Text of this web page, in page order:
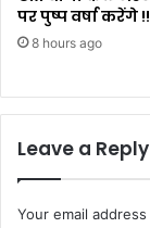
पर पुष्प वर्षा करेंगे !!
8 hours ago
Leave a Reply
Your email